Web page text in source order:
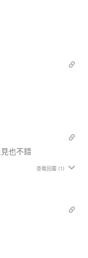
也不錯
查看回覆 (1)